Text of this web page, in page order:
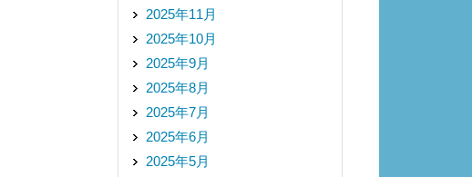
2025年11月
2025年10月
2025年9月
2025年8月
2025年7月
2025年6月
2025年5月